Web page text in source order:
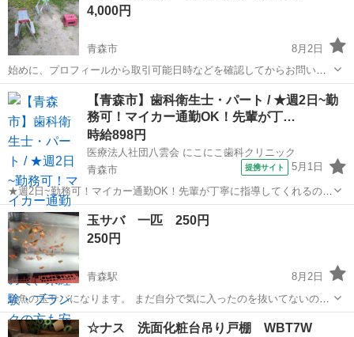
4,000円
青森市
8月2日
始めに、プロフィールから取引可能日時などを確認してからお問い合
わせ下さい。 ２段の脚立2脚と ミニ踏み台一脚のセットです。 使用に
伴うキズやペンキ跡などがあります。 使用には問題ありません。 よろ
しくお願いします。
青森 その他
【青森市】歯科衛生士・パート / ★週2日~勤
務可！マイカー通勤OK！先輩が丁…
時給898円
医療法人社団八雲会 にこにこ歯科クリニック
青森市
提携サイト 5月1日
★週2日~勤務可！マイカー通勤OK！先輩が丁寧に指導してくれるの
で、未経験・ブランクの方も安心してスタートできます★ 時給： 898
円~1,600円 アクセス：東北新幹線 新青森 徒歩12分;北海道新幹線 新青
森 徒歩1...
青森 青森市 歯科衛生士
玉サバ 一匹 250円
250円
青森駅
8月2日
金魚の玉サバになります。 まだ自分で気に入ったのを抜いてないので
すが、数日中に抜きますので、残った個体をお出しします。 藤だるま
さんからの購入です。 袋なりバケツなり、入れ物を持ってきてくださ
青森 青森市 青森駅 その他 サバ
☆ナス 洗面化粧台吊り戸棚 WBT7W